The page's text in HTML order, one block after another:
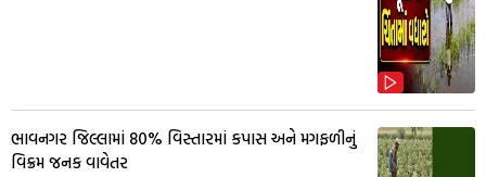
ભાવનગર જિલ્લામાં 80% વિસ્તારમાં કપાસ અને મગફળીનું
વિક્રમ જનક વાવેતર